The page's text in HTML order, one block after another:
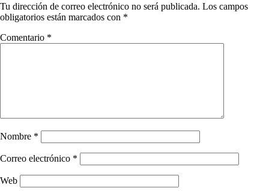
Tu dirección de correo electrónico no será publicada. Los campos
obligatorios están marcados con *
Comentario *
Nombre *
Correo electrónico *
Web